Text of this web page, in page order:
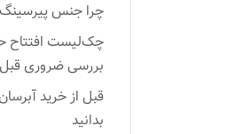
چرا جنس
بررسی ضروری قبل
قبل از خرید
بدانید